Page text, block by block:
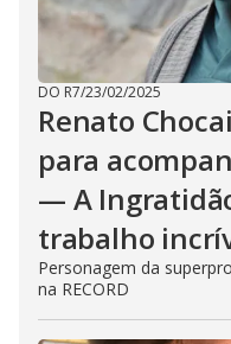
DO R7/23/02/2025
Renato
para
— A
trabalho
Personagem da
na RECORD